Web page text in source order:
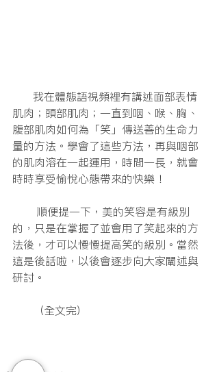
肌肉；頭部肌肉；一直到咽、喉、胸、
腹部肌肉如何為「笑」傳送善的生命力
量的方法。學會了這些方法，再與咽部
的肌肉溶在一起運用，時間一長，就會
時時享受愉悅心態帶來的快樂！
的，只是在掌握了並會用了笑起來的方
法後，才可以慢慢提高笑的級別。當然
這是後話啦，以後會逐步向大家闡述與
研討。